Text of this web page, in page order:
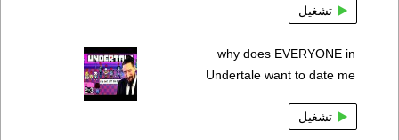
تشغيل
why does EVERYONE in
Undertale want to date me
تشغيل